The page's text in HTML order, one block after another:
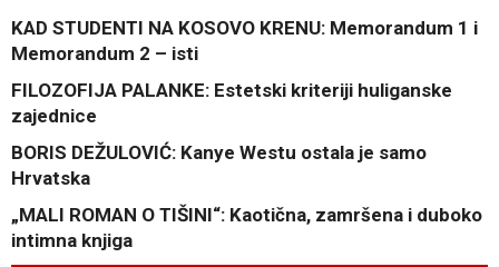
KAD STUDENTI NA KOSOVO KRENU: Memorandum 1 i
Memorandum 2 – isti
FILOZOFIJA PALANKE: Estetski kriteriji huliganske
zajednice
BORIS DEŽULOVIĆ: Kanye Westu ostala je samo
Hrvatska
„MALI ROMAN O TIŠINI“: Kaotična, zamršena i duboko
intimna knjiga